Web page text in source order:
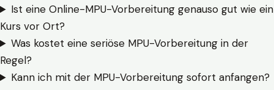
Ist eine Online-MPU-Vorbereitung genauso gut wie ein
Kurs vor Ort?
Was kostet eine seriöse MPU-Vorbereitung in der
Regel?
Kann ich mit der MPU-Vorbereitung sofort anfangen?